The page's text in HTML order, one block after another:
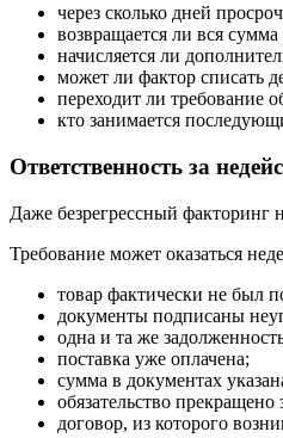
через сколько дней
возвращается ли вся сумма
начисляется ли
может ли фактор списать
переходит ли требование
кто занимается
Ответственность за
Даже безрегрессный факторинг
Требование может оказаться
товар фактически не был
документы подписаны
одна и та же
поставка уже оплачена;
сумма в документах
обязательство прекращено
договор, из которого